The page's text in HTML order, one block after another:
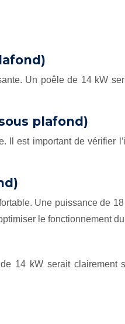
Un poêle de 14 kW
plafond)
est important de vérifier
Une puissance de
le fonctionnement
14 kW serait clairement